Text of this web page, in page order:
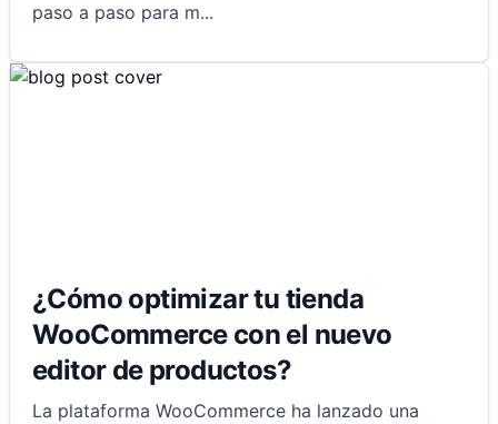
paso a paso para m...
¿Cómo optimizar tu tienda
WooCommerce con el nuevo
editor de productos?
La plataforma WooCommerce ha lanzado una